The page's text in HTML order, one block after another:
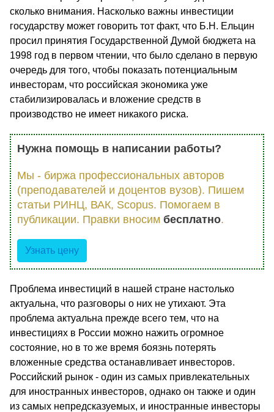
сколько внимания. Насколько важны инвестиции
государству может говорить тот факт, что Б.Н. Ельцин
просил принятия Государственной Думой бюджета на
1998 год в первом чтении, что было сделано в первую
очередь для того, чтобы показать потенциальным
инвесторам, что российская экономика уже
стабилизировалась и вложение средств в
производство не имеет никакого риска.
Нужна помощь в написании работы?
Мы - биржа профессиональных авторов
(преподавателей и доцентов вузов). Пишем
статьи РИНЦ, ВАК, Scopus. Помогаем в
публикации. Правки вносим бесплатно.
Узнать цену
Проблема инвестиций в нашей стране настолько
актуальна, что разговоры о них не утихают. Эта
проблема актуальна прежде всего тем, что на
инвестициях в России можно нажить огромное
состояние, но в то же время боязнь потерять
вложенные средства останавливает инвесторов.
Российский рынок - один из самых привлекательных
для иностранных инвесторов, однако он также и один
из самых непредсказуемых, и иностранные инвесторы